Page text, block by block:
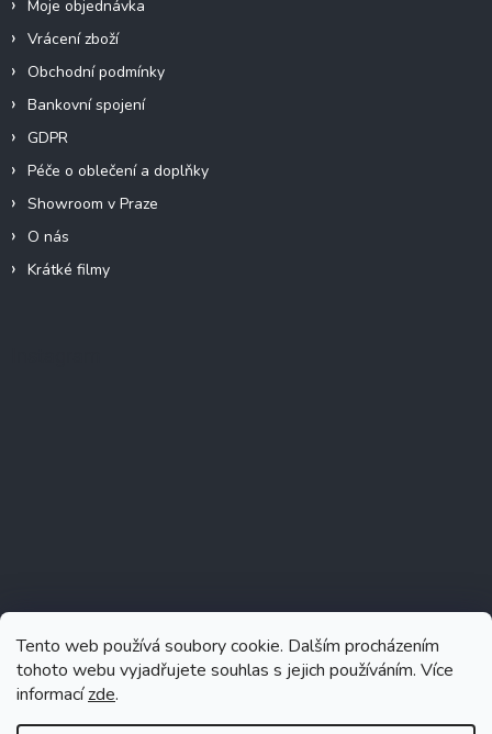
Tento web používá soubory cookie. Dalším procházením
tohoto webu vyjadřujete souhlas s jejich používáním. Více
informacízde.
Moje objednávka
Vrácení zboží
Obchodní podmínky
Bankovní spojení
GDPR
Péče o oblečení a doplňky
Showroom v Praze
O nás
Krátké filmy
Sledovat na Instagramu